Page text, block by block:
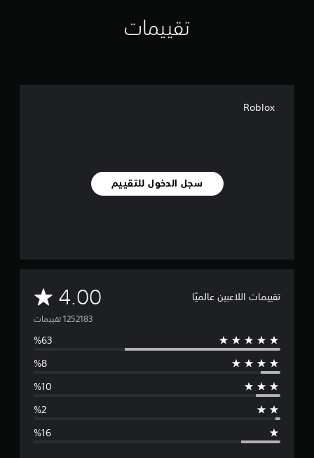
تقييمات
Roblox
سجل الدخول للتقييم
تقييمات اللاعبين عالميًا 4.00م
ت
و
س